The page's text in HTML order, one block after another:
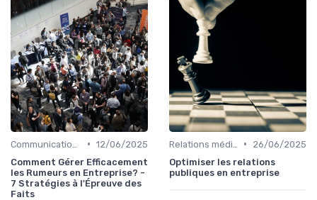
• 12/06/2025
Comment Gérer Efficacement
les Rumeurs en Entreprise? -
7 Stratégies à l'Épreuve des
Faits
•
26/06/2025
Optimiser les relations
publiques en entreprise